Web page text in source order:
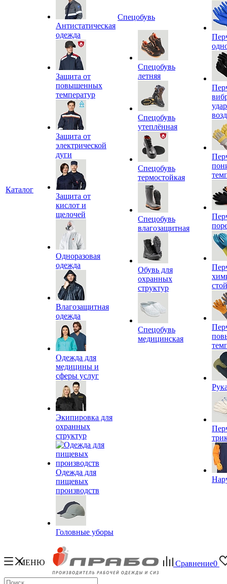
Каталог
Антистатическая
одежда
Защита от
повышенных
температур
Защита от
электрической
дуги
Защита от
кислот и
щелочей
Одноразовая
одежда
Влагозащитная
одежда
Одежда для
медицины и
сферы услуг
Экипировка для
охранных
структур
Одежда для
пищевых
производств
Головные уборы
Спецобувь
Спецобувь
летняя
Спецобувь
утеплённая
Спецобувь
термостойкая
Спецобувь
влагозащитная
Обувь для
охранных
структур
Спецобувь
медицинская
МЕНЮ Сравнение0